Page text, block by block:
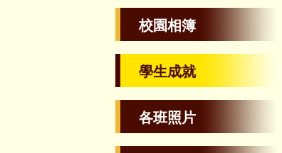
校園相簿
學生成就
各班照片